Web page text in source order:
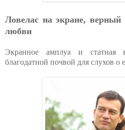
Ловелас на экране,
любви
Экранное амплуа и статная
благодатной почвой для слухов